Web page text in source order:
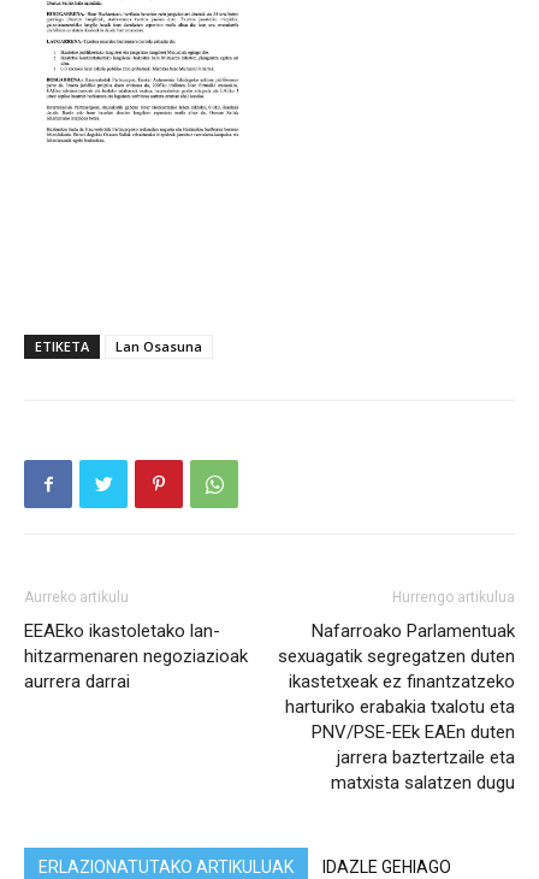
ETIKETA Lan Osasuna
Aurreko artikulu
EEAEko ikastoletako lan-
hitzarmenaren negoziazioak
aurrera darrai
Hurrengo artikulua
Nafarroako Parlamentuak
sexuagatik segregatzen duten
ikastetxeak ez finantzatzeko
harturiko erabakia txalotu eta
PNV/PSE-EEk EAEn duten
jarrera baztertzaile eta
matxista salatzen dugu
ERLAZIONATUTAKO ARTIKULUAK IDAZLE GEHIAGO